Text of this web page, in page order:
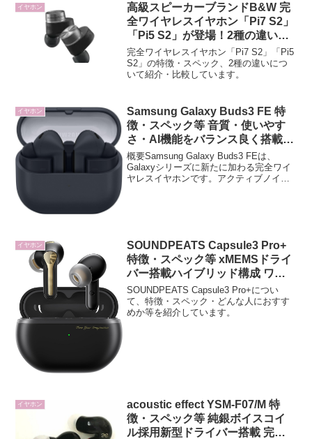
イヤホン
高級スピーカーブランドB&W 完
全ワイヤレスイヤホン「Pi7 S2」
「Pi5 S2」が登場！2種の違い
は？特徴・スペックについて
完全ワイヤレスイヤホン「Pi7 S2」「Pi5
S2」の特徴・スペック、2種の違いにつ
いて紹介・比較しています。
イヤホン
Samsung Galaxy Buds3 FE 特
徴・スペック等 音質・使いやす
さ・AI機能をバランス良く搭載
日常使いから本格的なリスニング
まで幅広く対応するワイヤレスイ
ヤホン
概要Samsung Galaxy Buds3 FEは、
Galaxyシリーズに新たに加わる完全ワイ
ヤレスイヤホンです。アクティブノイズ
イヤホン
SOUNDPEATS Capsule3 Pro+
特徴・スペック等 xMEMSドライ
バー搭載ハイブリッド構成 ワイ
ヤレスイヤホン
SOUNDPEATS Capsule3 Pro+につい
て、特徴・スペック・どんな人におすす
めか等を紹介しています。
イヤホン
acoustic effect YSM-F07/M 特
徴・スペック等 純銀ボイスコイ
ル採用新型ドライバー搭載 完全